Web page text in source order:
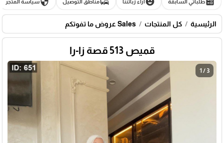
طلباتي السابقة آراء زبائننا مناطق التوصيل سياسة المتجر
الرئيسية كل المنتجات Sales عروض ما تفوتكم
قميص 513 قصة زا-را
1 / 3